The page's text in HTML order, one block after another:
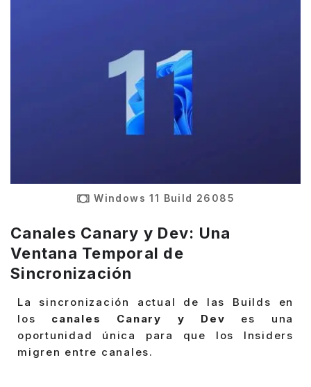
Windows 11 Build 26085
Canales Canary y Dev: Una
Ventana Temporal de
Sincronización
La sincronización actual de las Builds en
los canales Canary y Dev es una
oportunidad única para que los Insiders
migren entre canales.